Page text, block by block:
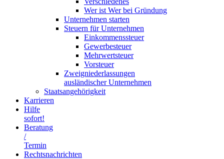
Wer ist Wer bei Gründung
Unternehmen starten
Steuern für Unternehmen
Einkommenssteuer
Gewerbesteuer
Mehrwertsteuer
Vorsteuer
Zweigniederlassungen
ausländischer Unternehmen
Staatsangehörigkeit
Karrieren
Hilfe
sofort!
Beratung
/
Termin
Rechtsnachrichten